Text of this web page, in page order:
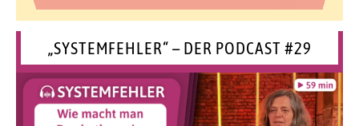
„SYSTEMFEHLER“ – DER PODCAST #29